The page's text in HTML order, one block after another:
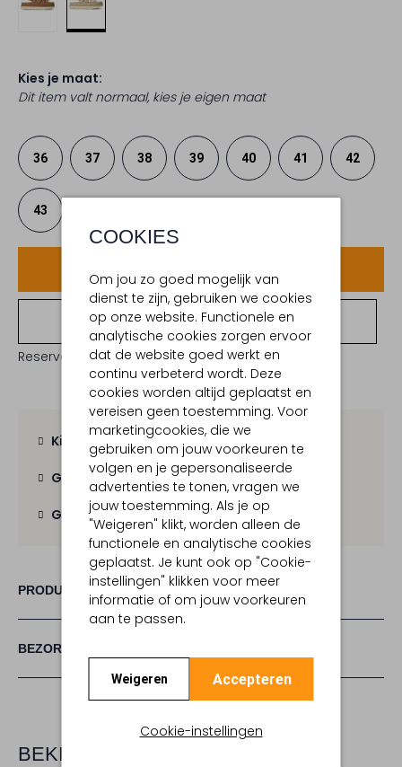
COOKIES
Om jou zo goed mogelijk van
dienst te zijn, gebruiken we cookies
op onze website. Functionele en
analytische cookies zorgen ervoor
dat de website goed werkt en
continu verbeterd wordt. Deze
cookies worden altijd geplaatst en
vereisen geen toestemming. Voor
marketingcookies, die we
gebruiken om jouw voorkeuren te
volgen en je gepersonaliseerde
advertenties te tonen, vragen we
jouw toestemming. Als je op
"Weigeren" klikt, worden alleen de
functionele en analytische cookies
geplaatst. Je kunt ook op "Cookie-
instellingen" klikken voor meer
informatie of om jouw voorkeuren
aan te passen.
Weigeren Accepteren
Cookie-instellingen
Kies je maat:
Dit item valt normaal, kies je eigen maat
36 37 38 39 40 41 42
43
Bekijk winkelvoorraad
Reserveer direct in een van onze 19 boutiques
Kies zelf je bezorgmoment
Gratis verzending vanaf € 100,-
Gratis retourbinnen 30 dagen
PRODUCT INFORMATIE
BEZORGEN & RETOURNEREN
BEKIJK MEER